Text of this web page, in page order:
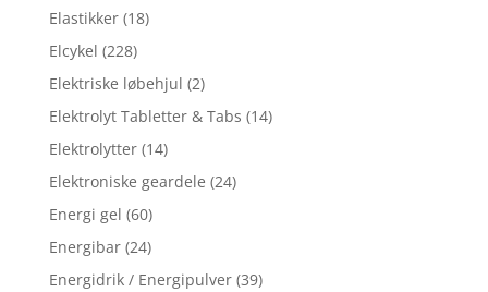
Elastikker (18)
Elcykel (228)
Elektriske løbehjul (2)
Elektrolyt Tabletter & Tabs (14)
Elektrolytter (14)
Elektroniske geardele (24)
Energi gel (60)
Energibar (24)
Energidrik / Energipulver (39)